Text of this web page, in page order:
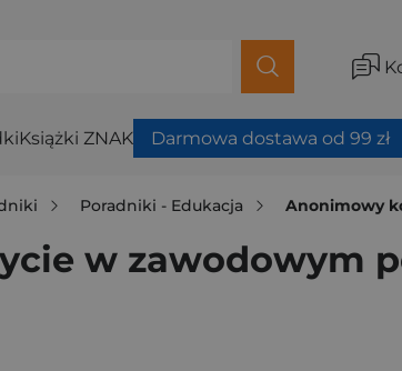
Książki ZNAK Darmowa dostawa od 99 zł
Poradniki - Edukacja Anonimowy
w zawodowym